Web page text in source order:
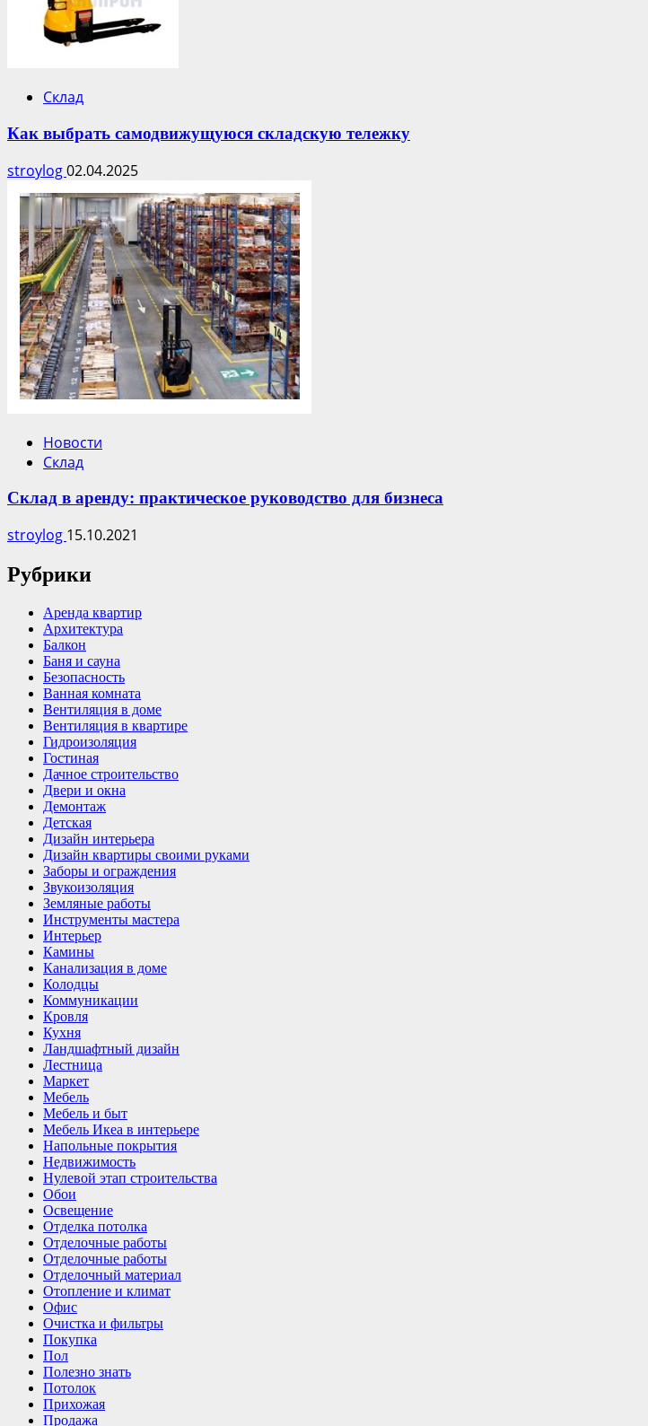
Склад
Как выбрать самодвижущуюся складскую тележку
stroylog02.04.2025
Новости
Склад
Склад в аренду: практическое руководство для бизнеса
stroylog 15.10.2021
Рубрики
Аренда квартир
Архитектура
Балкон
Баня и сауна
Безопасность
Ванная комната
Вентиляция в доме
Вентиляция в квартире
Гидроизоляция
Гостиная
Дачное строительство
Двери и окна
Демонтаж
Детская
Дизайн интерьера
Дизайн квартиры своими руками
Заборы и ограждения
Звукоизоляция
Земляные работы
Инструменты мастера
Интерьер
Камины
Канализация в доме
Колодцы
Коммуникации
Кровля
Кухня
Ландшафтный дизайн
Лестница
Маркет
Мебель
Мебель и быт
Мебель Икеа в интерьере
Напольные покрытия
Недвижимость
Нулевой этап строительства
Обои
Освещение
Отделка потолка
Отделочные работы
Отделочные работы
Отделочный материал
Отопление и климат
Офис
Очистка и фильтры
Покупка
Пол
Полезно знать
Потолок
Прихожая
Продажа